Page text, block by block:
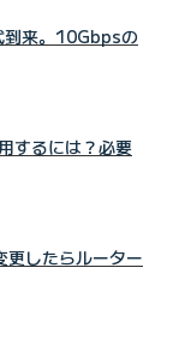
来。10Gbpsの
するには？必要
したらルーター